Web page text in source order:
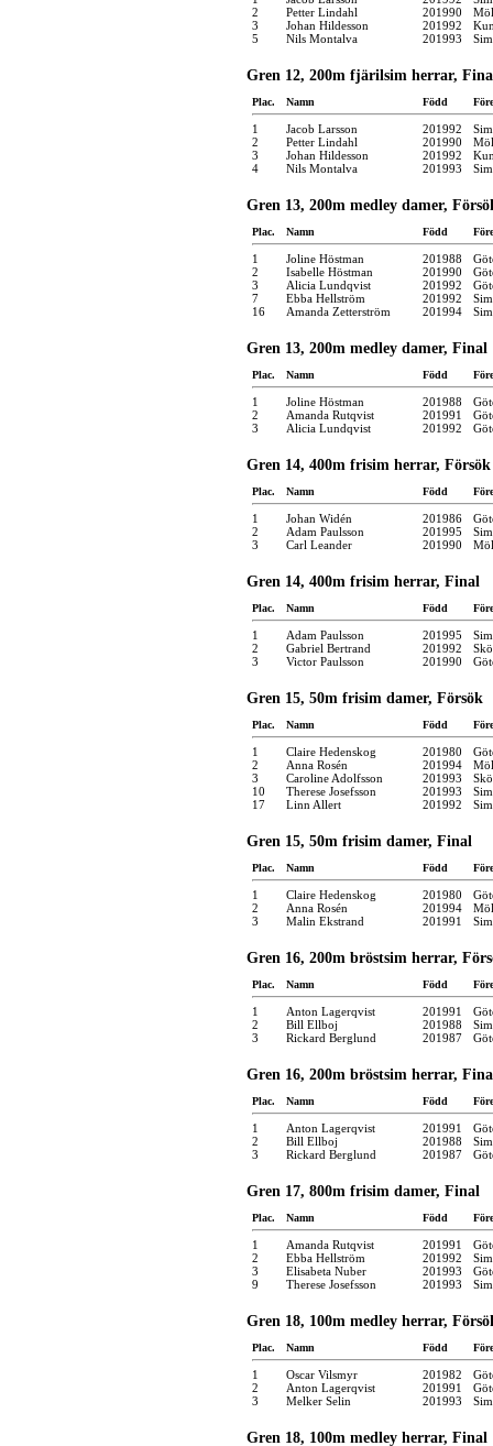
2
Petter Lindahl 201990
3
Johan Hildesson 201992
5
Nils Montalva 201993
Gren 12, 200m fjärilsim herrar,
Plac. Namn Född
1 Jacob Larsson 201992
2
Petter Lindahl 201990
3
Johan Hildesson 201992
4
Nils Montalva 201993
Gren 13, 200m medley damer,
Plac. Namn Född
1 Joline Höstman 201988
2
Isabelle Höstman 201990
3
Alicia Lundqvist 201992
7
Ebba Hellström 201992
16
Amanda Zetterström 201994
Gren 13, 200m medley damer, Final
Plac. Namn Född
1 Joline Höstman 201988
2
Amanda Rutqvist 201991
3
Alicia Lundqvist 201992
Gren 14, 400m frisim herrar, Försök
Plac. Namn Född
1 Johan Widén 201986
2
Adam Paulsson 201995
3
Carl Leander 201990
Gren 14, 400m frisim herrar, Final
Plac. Namn Född
1 Adam Paulsson 201995
2
Gabriel Bertrand 201992
3
Victor Paulsson 201990
Gren 15, 50m frisim damer, Försök
Plac. Namn Född
1 Claire Hedenskog 201980
2
Anna Rosén 201994
3
Caroline Adolfsson 201993
10
Therese Josefsson 201993
17
Linn Allert 201992
Gren 15, 50m frisim damer, Final
Plac. Namn Född
1 Claire Hedenskog 201980
2
Anna Rosén 201994
3
Malin Ekstrand 201991
Gren 16, 200m bröstsim herrar,
Plac. Namn Född
1 Anton Lagerqvist 201991
2
Bill Ellboj 201988
3
Rickard Berglund 201987
Gren 16, 200m bröstsim herrar,
Plac. Namn Född
1 Anton Lagerqvist 201991
2
Bill Ellboj 201988
3
Rickard Berglund 201987
Gren 17, 800m frisim damer, Final
Plac. Namn Född
1 Amanda Rutqvist 201991
2
Ebba Hellström 201992
3
Elisabeta Nuber 201993
9
Therese Josefsson 201993
Gren 18, 100m medley herrar,
Plac. Namn Född
1 Oscar Vilsmyr 201982
2
Anton Lagerqvist 201991
3
Melker Selin 201993
Gren 18, 100m medley herrar, Final